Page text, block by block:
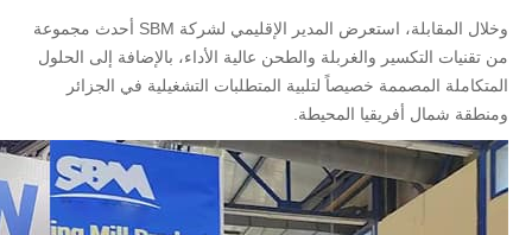
وخلال المقابلة، استعرض المدير الإقليمي لشركة SBM أحدث مجموعة
من تقنيات التكسير والغربلة والطحن عالية الأداء، بالإضافة إلى الحلول
المتكاملة المصممة خصيصاً لتلبية المتطلبات التشغيلية في الجزائر
ومنطقة شمال أفريقيا المحيطة.